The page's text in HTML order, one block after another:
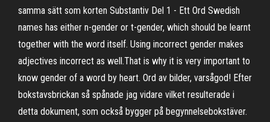
samma sätt som korten Substantiv Del 1 - Ett Ord Swedish
names has either n-gender or t-gender, which should be learnt
together with the word itself. Using incorrect gender makes
adjectives incorrect as well.That is why it is very important to
know gender of a word by heart. Ord av bilder, varsågod! Efter
bokstavsbrickan så spånade jag vidare vilket resulterade i
detta dokument, som också bygger på begynnelsebokstäver.